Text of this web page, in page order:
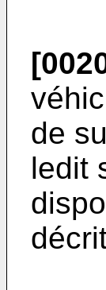
de
ledit